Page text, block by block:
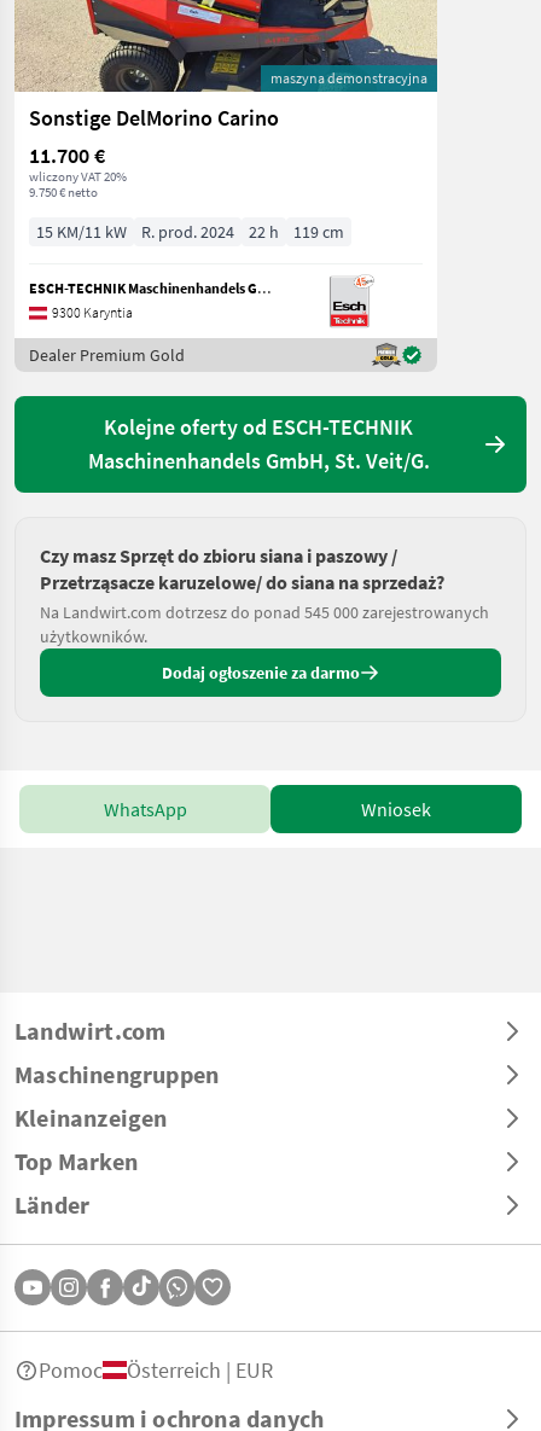
maszyna demonstracyjna
Sonstige DelMorino Carino
11.700 €
wliczony VAT 20%
9.750 € netto
15 KM/11 kW R. prod. 2024 22 h 119 cm
ESCH-TECHNIK Maschinenhandels GmbH, St. Veit/G.
9300 Karyntia
Dealer Premium Gold
Kolejne oferty od ESCH-TECHNIK
Maschinenhandels GmbH, St. Veit/G.
Czy masz Sprzęt do zbioru siana i paszowy /
Przetrząsacze karuzelowe/ do siana na sprzedaż?
Na Landwirt.com dotrzesz do ponad 545 000 zarejestrowanych
użytkowników.
Dodaj ogłoszenie za darmo
WhatsApp Wniosek
Landwirt.com
Maschinengruppen
Kleinanzeigen
Top Marken
Länder
Impressum i ochrona danych
Pomoc Österreich | EUR